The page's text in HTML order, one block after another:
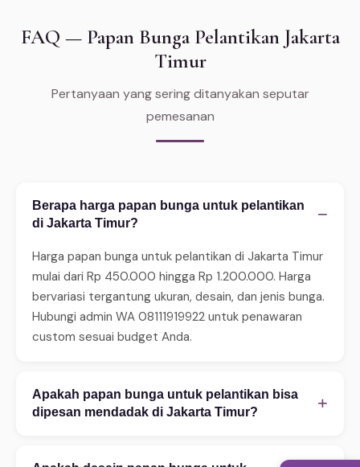
FAQ — Papan Bunga Pelantikan Jakarta
Timur
Pertanyaan yang sering ditanyakan seputar
pemesanan
Berapa harga papan bunga untuk pelantikan
di Jakarta Timur?
−
Harga papan bunga untuk pelantikan di Jakarta Timur
mulai dari Rp 450.000 hingga Rp 1.200.000. Harga
bervariasi tergantung ukuran, desain, dan jenis bunga.
Hubungi admin WA 08111919922 untuk penawaran
custom sesuai budget Anda.
Apakah papan bunga untuk pelantikan bisa
dipesan mendadak di Jakarta Timur?
+